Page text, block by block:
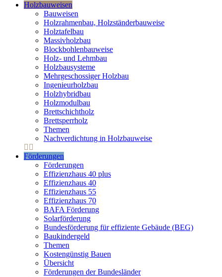
Holzbauweisen
Bauweisen
Holzrahmenbau, Holzständerbauweise
Holztafelbau
Massivholzbau
Blockbohlenbauweise
Holz- und Lehmbau
Holzbausysteme
Mehrgeschossiger Holzbau
Ingenieurholzbau
Holzhybridbau
Holzmodulbau
Brettschichtholz
Brettsperrholz
Themen
Nachverdichtung in Holzbauweise
Förderungen
Förderungen
Effizienzhaus 40 plus
Effizienzhaus 40
Effizienzhaus 55
Effizienzhaus 70
BAFA Förderung
Solarförderung
Bundesförderung für effiziente Gebäude (BEG)
Baukindergeld
Themen
Kostengünstig Bauen
Übersicht
Förderungen der Bundesländer